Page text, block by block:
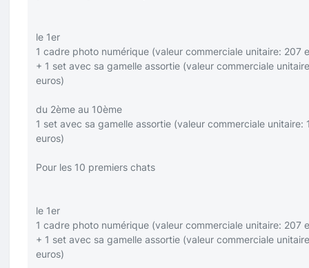
le 1er
1 cadre photo numérique (valeur commerciale unitaire: 207
+ 1 set avec sa gamelle assortie (valeur commerciale
euros)
du 2ème au 10ème
1 set avec sa gamelle assortie (valeur commerciale unitaire:
euros)
Pour les 10 premiers chats
le 1er
1 cadre photo numérique (valeur commerciale unitaire: 207
+ 1 set avec sa gamelle assortie (valeur commerciale
euros)